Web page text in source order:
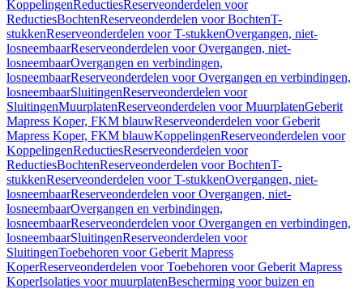
KoppelingenReductiesReserveonderdelen voor
ReductiesBochtenReserveonderdelen voor BochtenT-
stukkenReserveonderdelen voor T-stukkenOvergangen, niet-
losneembaarReserveonderdelen voor Overgangen, niet-
losneembaarOvergangen en verbindingen,
losneembaarReserveonderdelen voor Overgangen en verbindingen,
losneembaarSluitingenReserveonderdelen voor
SluitingenMuurplatenReserveonderdelen voor MuurplatenGeberit
Mapress Koper, FKM blauwReserveonderdelen voor Geberit
Mapress Koper, FKM blauwKoppelingenReserveonderdelen voor
KoppelingenReductiesReserveonderdelen voor
ReductiesBochtenReserveonderdelen voor BochtenT-
stukkenReserveonderdelen voor T-stukkenOvergangen, niet-
losneembaarReserveonderdelen voor Overgangen, niet-
losneembaarOvergangen en verbindingen,
losneembaarReserveonderdelen voor Overgangen en verbindingen,
losneembaarSluitingenReserveonderdelen voor
SluitingenToebehoren voor Geberit Mapress
KoperReserveonderdelen voor Toebehoren voor Geberit Mapress
KoperIsolaties voor muurplatenBescherming voor buizen en